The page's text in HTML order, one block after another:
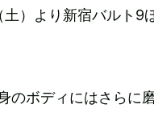
土）より新宿バルト9
のボディにはさらに